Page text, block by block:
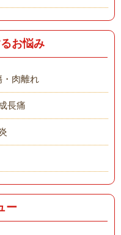
お悩み
・肉離れ
長痛
ー